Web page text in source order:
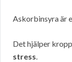
Askorbinsyra är
Det hjälper
stress.